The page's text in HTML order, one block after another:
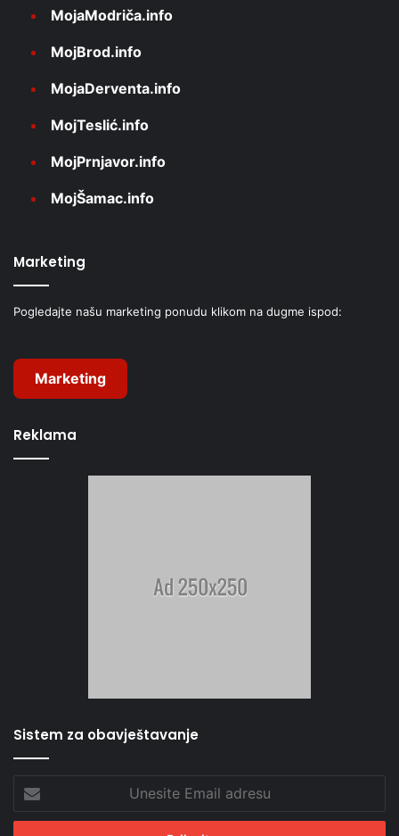
MojaModriča.info
MojBrod.info
MojaDerventa.info
MojTeslić.info
MojPrnjavor.info
MojŠamac.info
Marketing
Pogledajte našu marketing ponudu klikom na dugme ispod:
Marketing
Reklama
Sistem za obavještavanje
Email
adresu